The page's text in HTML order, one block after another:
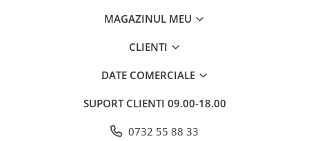
MAGAZINUL MEU
CLIENTI
DATE COMERCIALE
SUPORT CLIENTI 09.00-18.00
0732 55 88 33